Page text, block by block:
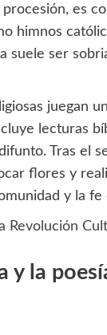
es
himnos
suele ser
juegan
lecturas
Tras el
flores y
y la
Revolución
y la